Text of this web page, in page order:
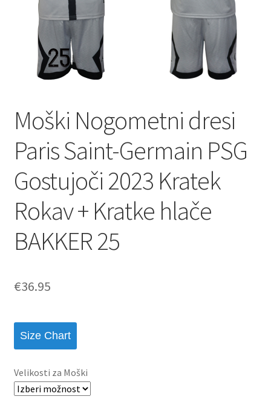
Moški Nogometni dresi
Paris Saint-Germain PSG
Gostujoči 2023 Kratek
Rokav + Kratke hlače
BAKKER 25
€36.95
Size Chart
Velikosti za Moški